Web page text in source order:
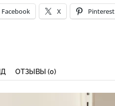
Facebook X Pinterest
ОТЗЫВЫ (0)